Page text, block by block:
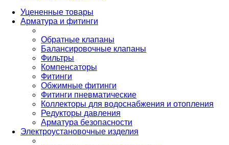
Уцененные товары
Арматура и фитинги
Обратные клапаны
Балансировочные клапаны
Фильтры
Компенсаторы
Фитинги
Обжимные фитинги
Фитинги пневматические
Коллекторы для водоснабжения и отопления
Редукторы давления
Арматура безопасности
Электроустановочные изделия